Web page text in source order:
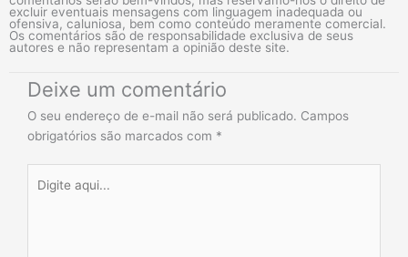
excluir eventuais mensagens com linguagem inadequada ou
ofensiva, caluniosa, bem como conteúdo meramente comercial.
Os comentários são de responsabilidade exclusiva de seus
autores e não representam a opinião deste site.
Deixe um comentário
O seu endereço de e-mail não será publicado. Campos
obrigatórios são marcados com *
aqui...